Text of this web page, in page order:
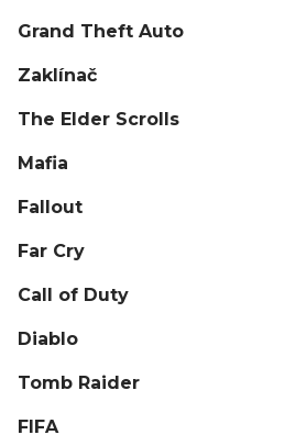
Grand Theft Auto
Zaklínač
The Elder Scrolls
Mafia
Fallout
Far Cry
Call of Duty
Diablo
Tomb Raider
FIFA